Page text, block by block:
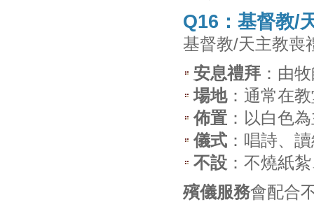
Q16：基督教/
基督教/天主教喪
安息禮拜 ：由
場地：通常在
佈置 ：以白色
儀式 ：唱詩、
不設 ：不燒紙
殯儀服務會配合